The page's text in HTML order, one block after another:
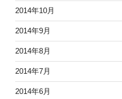
2014年10月
2014年9月
2014年8月
2014年7月
2014年6月